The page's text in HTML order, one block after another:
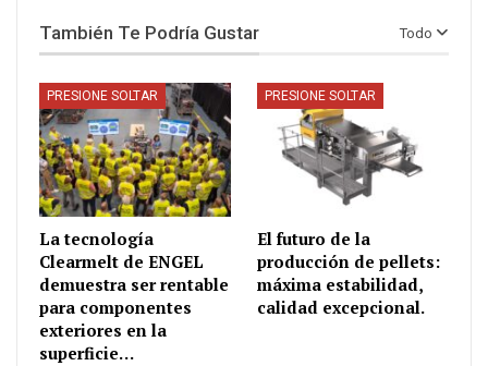
Todo
También Te Podría Gustar
PRESIONE SOLTAR
La tecnología
Clearmelt de ENGEL
demuestra ser rentable
para componentes
exteriores en la
superficie…
PRESIONE SOLTAR
El futuro de la
producción de pellets:
máxima estabilidad,
calidad excepcional.